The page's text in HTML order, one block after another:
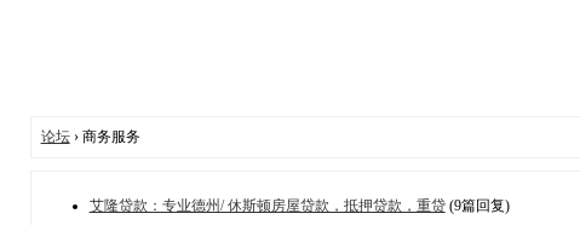
论坛› 商务服务
艾隆贷款：专业德州/ 休斯顿房屋贷款，抵押贷款，重贷(9篇回复)